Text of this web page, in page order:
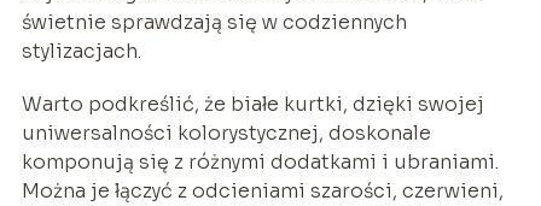
świetnie sprawdzają się w codziennych
stylizacjach.
Warto podkreślić, że białe kurtki, dzięki swojej
uniwersalności kolorystycznej, doskonale
komponują się z różnymi dodatkami i ubraniami.
Można je łączyć z odcieniami szarości, czerwieni,